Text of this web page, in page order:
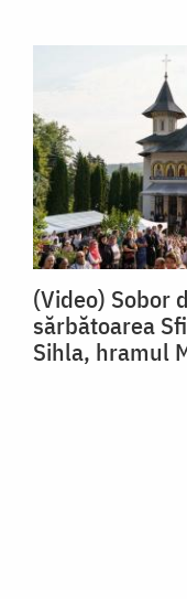
(Video) Sobor
sărbătoarea
Sihla, hramul